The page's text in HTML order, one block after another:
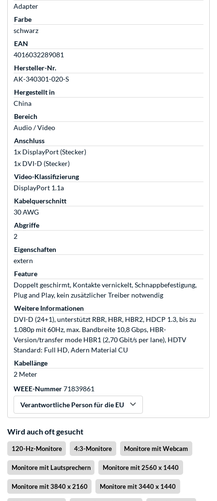
Adapter
Farbe
schwarz
EAN
4016032289081
Hersteller-Nr.
AK-340301-020-S
Hergestellt in
China
Bereich
Audio / Video
Anschluss
1x DisplayPort (Stecker)
1x DVI-D (Stecker)
Video-Klassifizierung
DisplayPort 1.1a
Kabelquerschnitt
30 AWG
Abgriffe
2
Eigenschaften
extern
Feature
Doppelt geschirmt, Kontakte vernickelt, Schnappbefestigung,
Plug and Play, kein zusätzlicher Treiber notwendig
Weitere Informationen
DVI-D (24+1), unterstützt RBR, HBR, HBR2, HDCP 1.3, bis zu
1.080p mit 60Hz, max. Bandbreite 10,8 Gbps, HBR-
Version/transfer mode HBR1 (2,70 Gbit/s per lane), HDTV
Standard: Full HD, Adern Material CU
Kabellänge
2 Meter
WEEE-Nummer71839861
Verantwortliche Person für die EU
Wird auch oft gesucht
120-Hz-Monitore 4:3-Monitore Monitore mit Webcam
Monitore mit Lautsprechern Monitore mit 2560 x 1440
Monitore mit 3840 x 2160 Monitore mit 3440 x 1440